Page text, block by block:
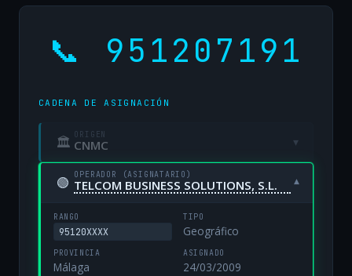
📞 951207191
CADENA DE ASIGNACIÓN
🏛 ORIGEN
CNMC ▾
🟢 OPERADOR (ASIGNATARIO)
TELCOM BUSINESS SOLUTIONS, S.L. ▾
RANGO
95120XXXX
TIPO
Geográfico
PROVINCIA
Málaga
ASIGNADO
24/03/2009